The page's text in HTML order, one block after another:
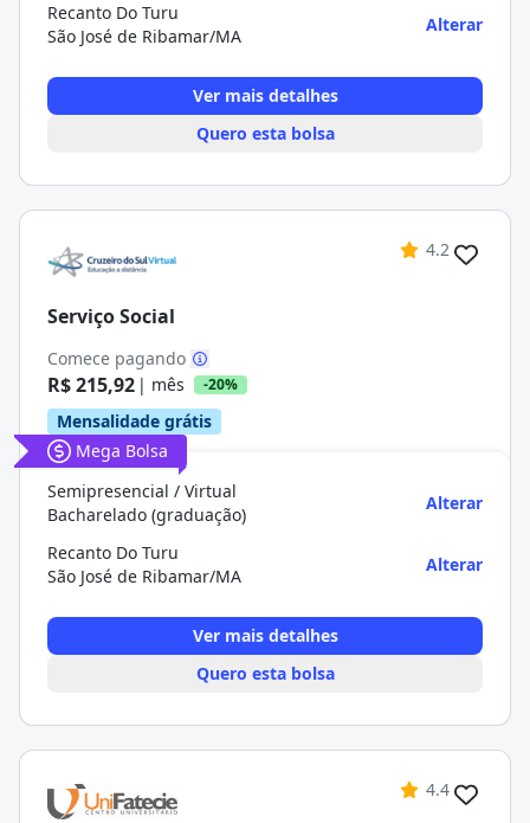
Recanto Do Turu
São José de Ribamar/MA
Alterar
Ver mais detalhes
Quero esta bolsa
4.2
Serviço Social
Comece pagando
R$ 215,92 | mês -20%
Mensalidade grátis
Mega Bolsa
Semipresencial / Virtual
Bacharelado (graduação)
Alterar
Recanto Do Turu
São José de Ribamar/MA
Alterar
Ver mais detalhes
Quero esta bolsa
4.4